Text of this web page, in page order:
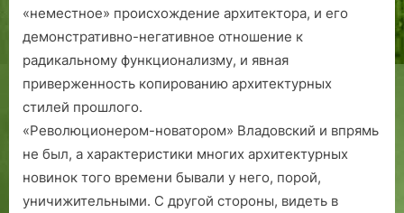
«неместное» происхождение архитектора, и его
демонстративно-негативное отношение к
радикальному функционализму, и явная
приверженность копированию архитектурных
стилей прошлого.
«Революционером-новатором» Владовский и впрямь
не был, а характеристики многих архитектурных
новинок того времени бывали у него, порой,
уничижительными. С другой стороны, видеть в